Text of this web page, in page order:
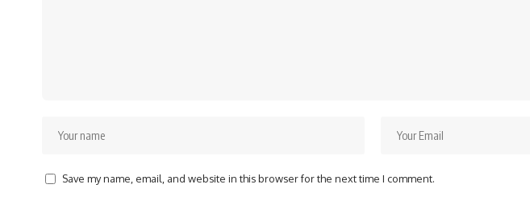
Save my name, email, and website in this browser for the next time I comment.